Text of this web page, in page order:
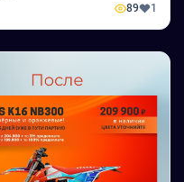
89 1